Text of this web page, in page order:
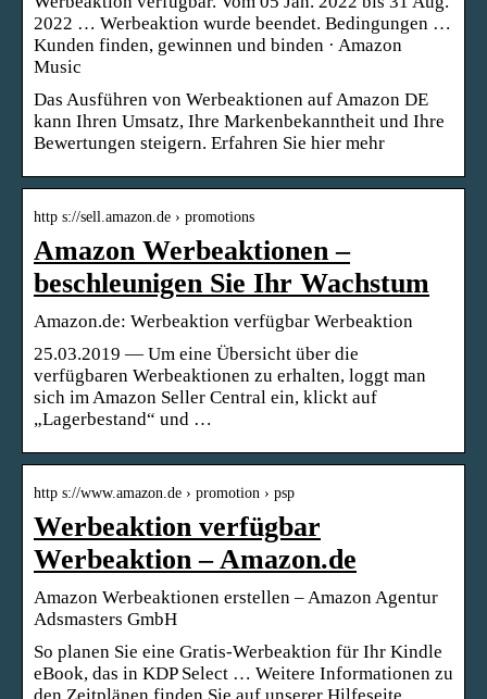
2022 … Werbeaktion wurde beendet. Bedingungen …
Kunden finden, gewinnen und binden · Amazon
Music
Das Ausführen von Werbeaktionen auf Amazon DE
kann Ihren Umsatz, Ihre Markenbekanntheit und Ihre
Bewertungen steigern. Erfahren Sie hier mehr
http s://sell.amazon.de › promotions
Amazon Werbeaktionen –
beschleunigen Sie Ihr Wachstum
Amazon.de: Werbeaktion verfügbar Werbeaktion
25.03.2019 — Um eine Übersicht über die
verfügbaren Werbeaktionen zu erhalten, loggt man
sich im Amazon Seller Central ein, klickt auf
„Lagerbestand“ und …
http s://www.amazon.de › promotion › psp
Werbeaktion verfügbar
Werbeaktion – Amazon.de
Amazon Werbeaktionen erstellen – Amazon Agentur
Adsmasters GmbH
So planen Sie eine Gratis-Werbeaktion für Ihr Kindle
eBook, das in KDP Select … Weitere Informationen zu
den Zeitplänen finden Sie auf unserer Hilfeseite.